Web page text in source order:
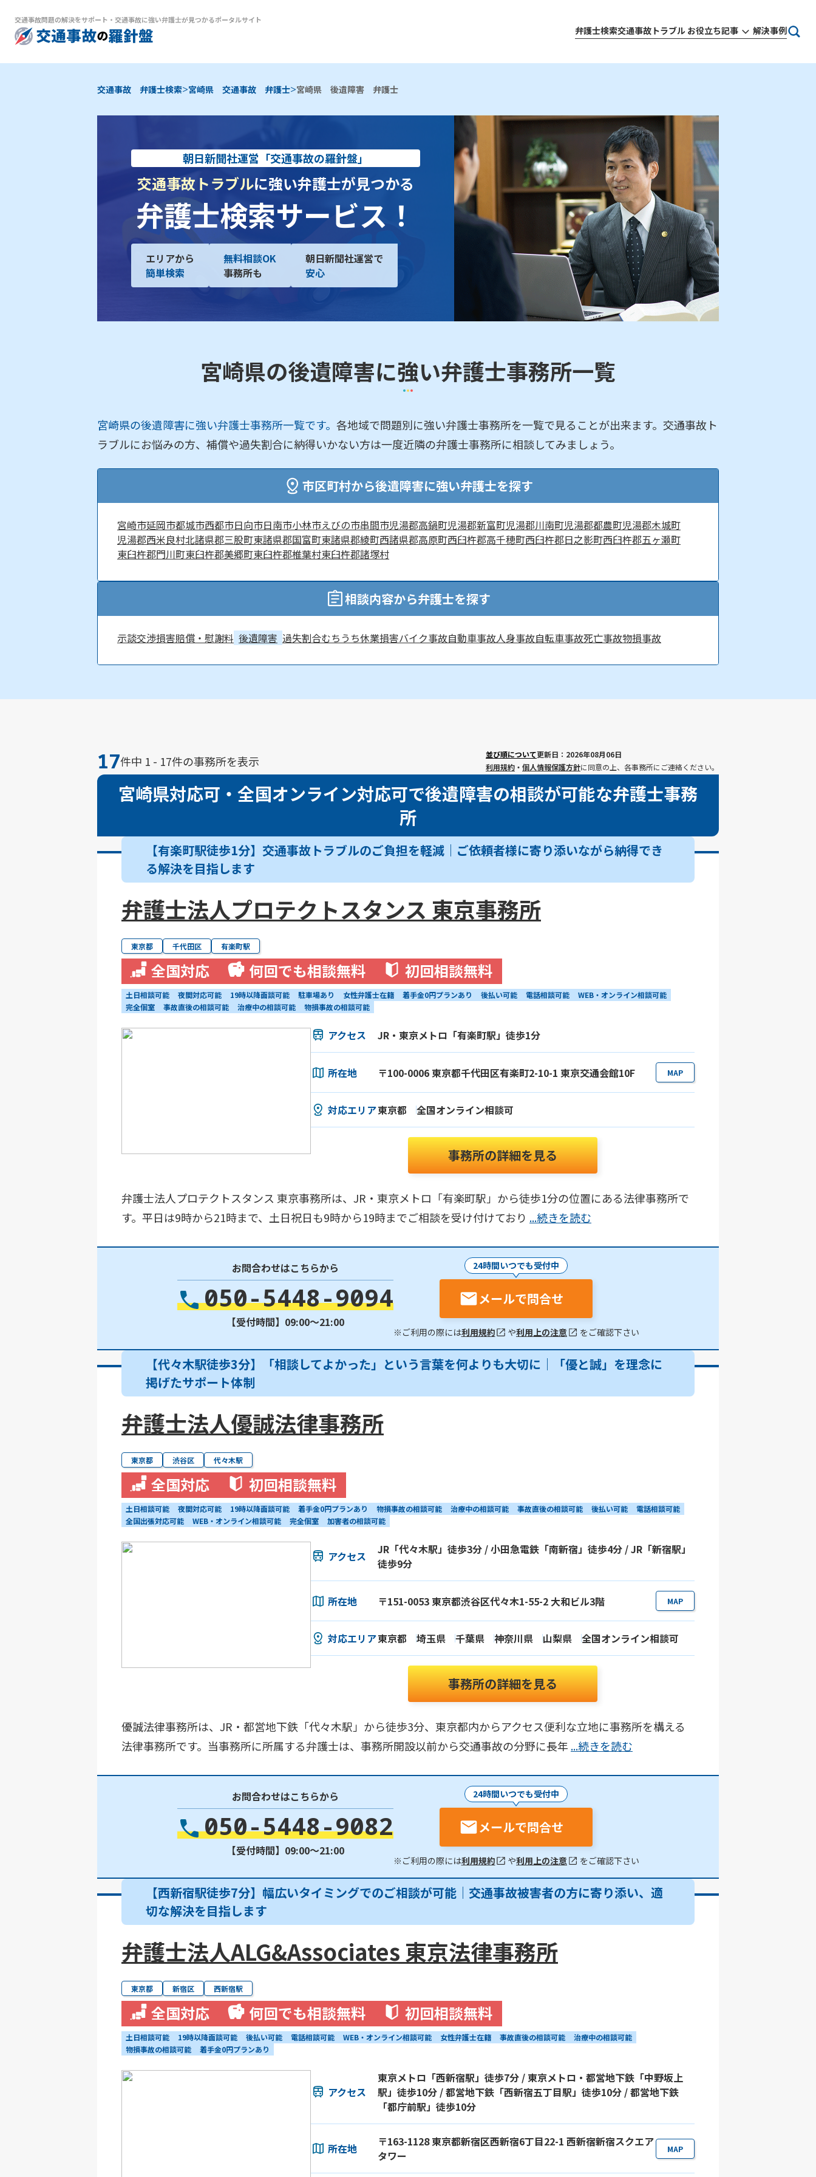
交通事故問題の解決をサポート ・ 交通事故に強い弁護士が見つかるポータルサイト
弁護士検索交通事故トラブル お役立ち記事 解決事例
交通事故 弁護士検索>宮崎県 交通事故 弁護士>宮崎県 後遺障害 弁護士
朝日新聞社運営「交通事故の羅針盤」
交通事故トラブルに強い弁護士が見つかる
弁護士検索サービス！
エリアから
簡単検索
無料相談OK
事務所も
朝日新聞社運営で
安心
宮崎県の後遺障害に強い弁護士事務所一覧
宮崎県の後遺障害に強い弁護士事務所一覧です。 各地域で問題別に強い弁護士事務所を一覧で見ることが出来ます。交通事故ト
ラブルにお悩みの方、補償や過失割合に納得いかない方は一度近隣の弁護士事務所に相談してみましょう。
市区町村から後遺障害に強い弁護士を探す
宮崎市延岡市都城市西都市日向市日南市小林市えびの市串間市児湯郡高鍋町児湯郡新富町児湯郡川南町児湯郡都農町児湯郡木城町
児湯郡西米良村北諸県郡三股町東諸県郡国富町東諸県郡綾町西諸県郡高原町西臼杵郡高千穂町西臼杵郡日之影町西臼杵郡五ヶ瀬町
東臼杵郡門川町東臼杵郡美郷町東臼杵郡椎葉村東臼杵郡諸塚村
相談内容から弁護士を探す
示談交渉損害賠償・慰謝料 後遺障害 過失割合むちうち休業損害バイク事故自動車事故人身事故自転車事故死亡事故物損事故
17件中 1 - 17件の事務所を表示 並び順について更新日：2026年08月06日
利用規約 ・ 個人情報保護方針に同意の上、各事務所にご連絡ください。
宮崎県対応可・全国オンライン対応可で後遺障害の相談が可能な弁護士事務
所
【有楽町駅徒歩1分】交通事故トラブルのご負担を軽減｜ご依頼者様に寄り添いながら納得でき
る解決を目指します
弁護士法人プロテクトスタンス 東京事務所
東京都 千代田区 有楽町駅
全国対応 何回でも相談無料 初回相談無料
土日相談可能 夜間対応可能 19時以降面談可能 駐車場あり 女性弁護士在籍 着手金0円プランあり 後払い可能 電話相談可能
WEB・オンライン相談可能
完全個室
事故直後の相談可能 治療中の相談可能 物損事故の相談可能
アクセス JR・東京メトロ「有楽町駅」徒歩1分
所在地 〒100-0006 東京都千代田区有楽町2-10-1 東京交通会館10F MAP
対応エリア東京都 全国オンライン相談可
事務所の詳細を見る
弁護士法人プロテクトスタンス 東京事務所は、JR・東京メトロ「有楽町駅」から徒歩1分の位置にある法律事務所で
す。平日は9時から21時まで、土日祝日も9時から19時までご相談を受け付けており ...続きを読む
お問合わせはこちらから
050-5448-9094
【受付時間】09:00〜21:00
24時間いつでも受付中
メールで問合せ
※ご利用の際には利用規約 や利用上の注意 をご確認下さい
【代々木駅徒歩3分】「相談してよかった」という言葉を何よりも大切に｜「優と誠」を理念に
掲げたサポート体制
弁護士法人優誠法律事務所
東京都 渋谷区 代々木駅
全国対応 初回相談無料
土日相談可能 夜間対応可能 19時以降面談可能 着手金0円プランあり 物損事故の相談可能 治療中の相談可能 事故直後の相談可能 後払い可能
電話相談可能
全国出張対応可能
WEB・オンライン相談可能 完全個室 加害者の相談可能
アクセス
JR「代々木駅」徒歩3分 / 小田急電鉄「南新宿」徒歩4分 / JR「新宿駅」
徒歩9分
所在地 〒151-0053 東京都渋谷区代々木1-55-2 大和ビル3階 MAP
対応エリア東京都 埼玉県 千葉県 神奈川県 山梨県 全国オンライン相談可
事務所の詳細を見る
優誠法律事務所は、JR・都営地下鉄「代々木駅」から徒歩3分、東京都内からアクセス便利な立地に事務所を構える
法律事務所です。当事務所に所属する弁護士は、事務所開設以前から交通事故の分野に長年 ...続きを読む
お問合わせはこちらから
050-5448-9082
【受付時間】09:00〜21:00
24時間いつでも受付中
メールで問合せ
※ご利用の際には利用規約 や利用上の注意 をご確認下さい
【西新宿駅徒歩7分】幅広いタイミングでのご相談が可能｜交通事故被害者の方に寄り添い、適
切な解決を目指します
弁護士法人ALG&Associates 東京法律事務所
東京都 新宿区 西新宿駅
全国対応 何回でも相談無料 初回相談無料
土日相談可能 19時以降面談可能 後払い可能 電話相談可能 WEB・オンライン相談可能 女性弁護士在籍 事故直後の相談可能
治療中の相談可能
物損事故の相談可能
着手金0円プランあり
アクセス
東京メトロ「西新宿駅」徒歩7分 / 東京メトロ・都営地下鉄「中野坂上
駅」徒歩10分 / 都営地下鉄「西新宿五丁目駅」徒歩10分 / 都営地下鉄
「都庁前駅」徒歩10分
所在地
〒163-1128 東京都新宿区西新宿6丁目22-1 西新宿新宿スクエア
タワー
MAP